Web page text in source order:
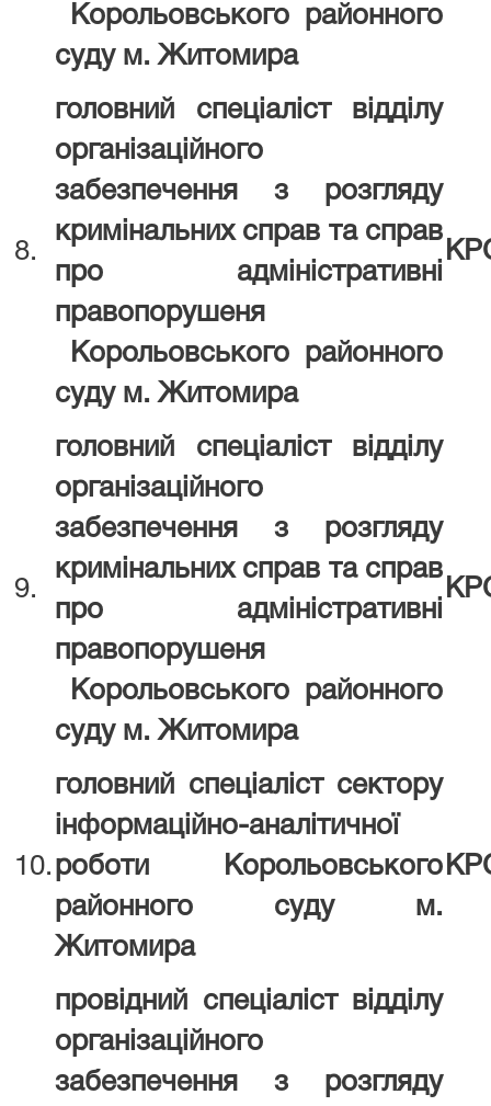
Корольовського районного
суду м. Житомира
8.
головний спеціаліст відділу
організаційного
забезпечення з розгляду
кримінальних справ та справ
про адміністративні
правопорушеня
Корольовського районного
суду м. Житомира
9.
головний спеціаліст відділу
організаційного
забезпечення з розгляду
кримінальних справ та справ
про адміністративні
правопорушеня
Корольовського районного
суду м. Житомира
10.
головний спеціаліст сектору
інформаційно-аналітичної
роботи
Корольовського
районного суду
м.
Житомира
провідний спеціаліст відділу
організаційного
забезпечення з розгляду